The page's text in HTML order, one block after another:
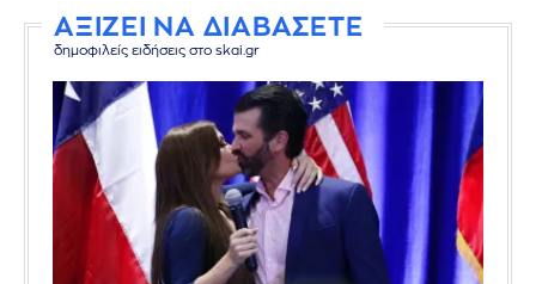
ΑΞΙΖΕΙ ΝΑ ΔΙΑΒΑΣΕΤΕ
δημοφιλείς ειδήσεις στο skai.gr